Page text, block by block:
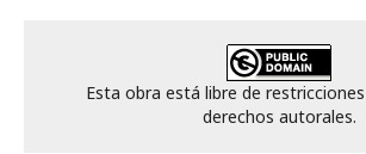
Esta obra está libre de
derechos autorales.